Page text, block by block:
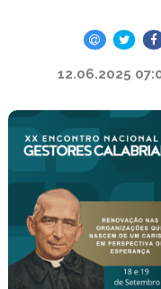
12.06.2025